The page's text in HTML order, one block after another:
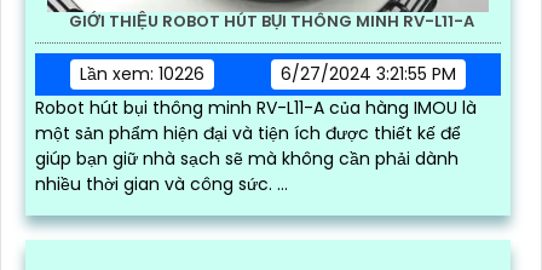
GIỚI THIỆU ROBOT HÚT BỤI THÔNG MINH RV-L11-A
Lần xem: 10226
6/27/2024 3:21:55 PM
Robot hút bụi thông minh RV-L11-A của hàng IMOU là
một sản phẩm hiện đại và tiện ích được thiết kế để
giúp bạn giữ nhà sạch sẽ mà không cần phải dành
nhiều thời gian và công sức. ...